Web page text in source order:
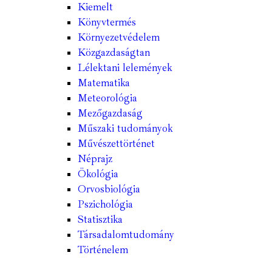
Kiemelt
Könyvtermés
Környezetvédelem
Közgazdaságtan
Lélektani lelemények
Matematika
Meteorológia
Mezőgazdaság
Műszaki tudományok
Művészettörténet
Néprajz
Ökológia
Orvosbiológia
Pszichológia
Statisztika
Társadalomtudomány
Történelem